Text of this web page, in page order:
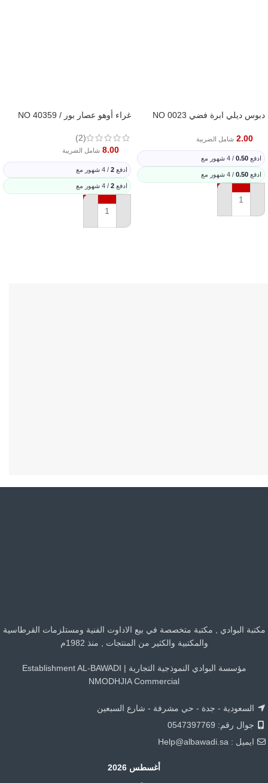
دبوس ديلي ابرة فضي NO 0023
2.00 شامل الضريبة
ادفع 0.50 / 4 شهور مع
ادفع 0.50 / 4 شهور مع
إضافة إلى السلة
غراء أوهو عصار بور / NO 40359
(2)
8.00 شامل الضريبة
ادفع 2 / 4 شهور مع
ادفع 2 / 4 شهور مع
إضافة إلى السلة
مكتبة البوادي , مكتبة متخصصة في بيع الاداوت الفنية ومستلزمات القرطاسية
والمكتبية والكثير من المنتجات , منذ 1982م
مؤسسة البوادي النموذجية التجارية | Establishment AL-BAWADI
NMODHJIA Commercial
السعودية - جدة - حي مشرفة - شارع السبعين
جوال رقم: 0547397769
ايميل : Help@albawadi.sa
أغسطس 2026